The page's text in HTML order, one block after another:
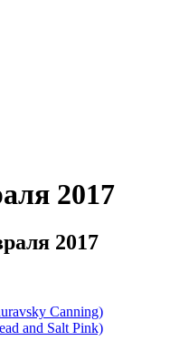
2017
2017
Canning)
and Salt Pink)